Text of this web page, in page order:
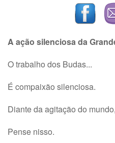
A ação silenciosa da
O trabalho dos Budas...
É compaixão silenciosa.
Diante da agitação do mundo,
Pense nisso.